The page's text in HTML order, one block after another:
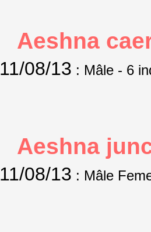
Aeshna
11/08/13 : Mâle - 6
Aeshna
11/08/13 : Mâle